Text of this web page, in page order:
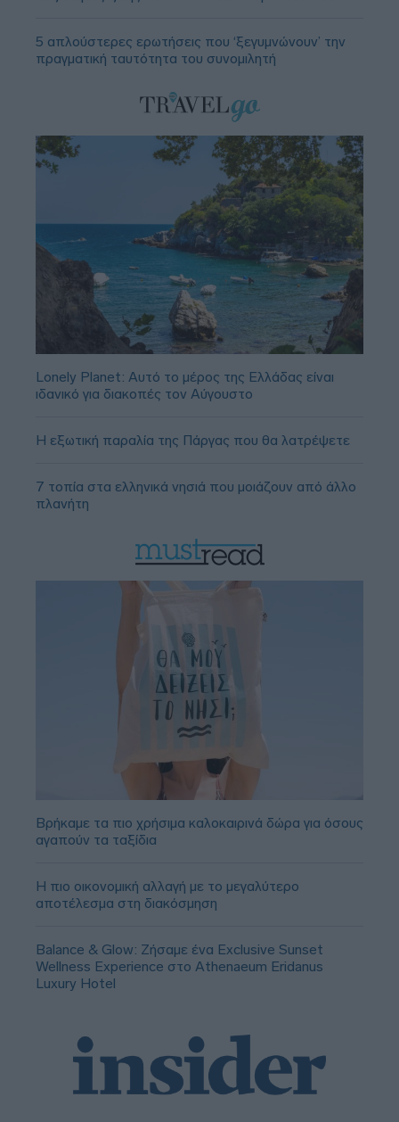
5 απλούστερες ερωτήσεις που ‘ξεγυμνώνουν’ την
πραγματική ταυτότητα του συνομιλητή
Lonely Planet: Αυτό το μέρος της Ελλάδας είναι
ιδανικό για διακοπές τον Αύγουστο
Η εξωτική παραλία της Πάργας που θα λατρέψετε
7 τοπία στα ελληνικά νησιά που μοιάζουν από άλλο
πλανήτη
Βρήκαμε τα πιο χρήσιμα καλοκαιρινά δώρα για όσους
αγαπούν τα ταξίδια
Η πιο οικονομική αλλαγή με το μεγαλύτερο
αποτέλεσμα στη διακόσμηση
Balance & Glow: Ζήσαμε ένα Exclusive Sunset
Wellness Experience στο Athenaeum Eridanus
Luxury Hotel